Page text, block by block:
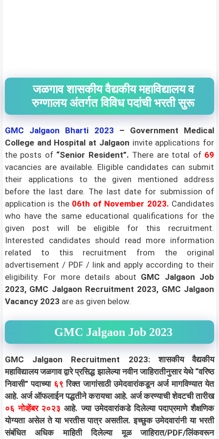
जळगाव शासकीय वैद्यकीय महाविद्यालय व
रुग्णालय अंतर्गत विविध पदांची भरती सुरू
GMC Jalgaon Bharti 2023 – Government Medical
College and Hospital at Jalgaon invite applications for
the posts of “Senior Resident”. There are total of69
vacancies are available. Eligible candidates can submit
their applications to the given mentioned address
before the last dare. The last date for submission of
application is the 06th of November 2023. Candidates
who have the same educational qualifications for the
given post will be eligible for this recruitment.
Interested candidates should read more information
related to this recruitment from the original
advertisement / PDF / link and apply according to their
eligibility. For more details about GMC Jalgaon Job
2023, GMC Jalgaon Recruitment 2023, GMC Jalgaon
Vacancy 2023 are as given below.
GMC Jalgaon Job 2023
GMC Jalgaon Recruitment 2023: शासकीय वैद्यकीय
महाविद्यालय जळगाव द्वारे प्रसिद्ध झालेल्या नवीन जाहिरातीनुसार येथे “वरिष्ठ
निवासी” पदाच्या ६९रिक्त जागांसाठी उमेदवारांकडून अर्ज मागविण्यात येत
आहे. अर्ज ऑफलाईन पद्धतीने करायचा आहे. अर्ज करण्याची शेवटची तारीख
०६ नोव्हेंबर २०२३ आहे. ज्या उमेदवारांकडे दिलेल्या पदाप्रमाणे शैक्षणिक
योग्यता असेल ते या भरतीस पात्र असतील. इच्छुक उमेदवारांनी या भरती
संबंधित अधिक माहिती दिलेल्या मूळ जाहिरात/PDF/लिंकवरून